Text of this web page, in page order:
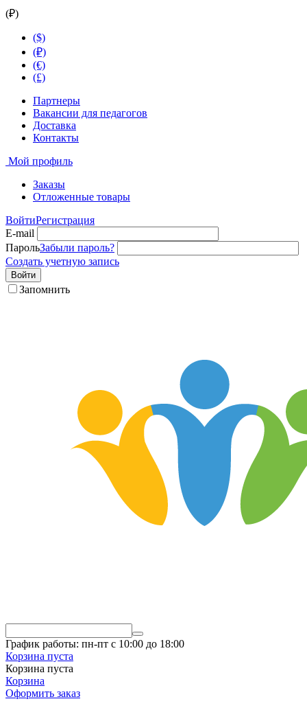
(₽)
($)
(₽)
(€)
(£)
Партнеры
Вакансии для педагогов
Доставка
Контакты
Мой профиль
Заказы
Отложенные товары
ВойтиРегистрация
E-mail
ПарольЗабыли пароль?
Создать учетную запись
Войти
Запомнить
График работы: пн-пт с 10:00 до 18:00
Корзина пуста
Корзина пуста
Корзина
Оформить заказ